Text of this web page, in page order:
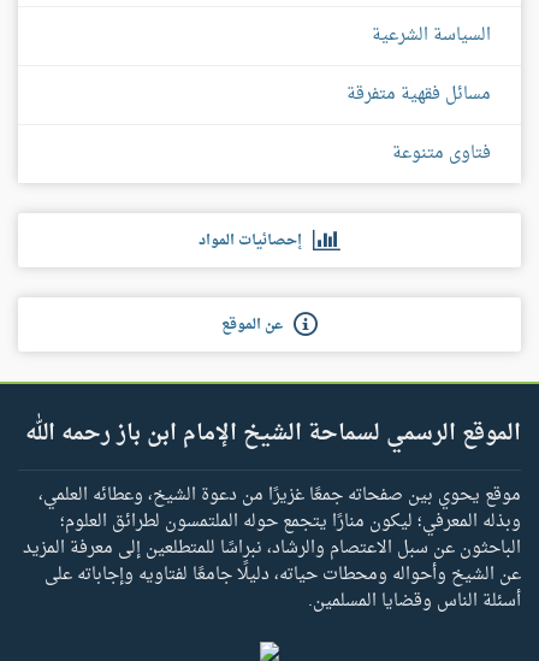
السياسة الشرعية
مسائل فقهية متفرقة
فتاوى متنوعة
إحصائيات المواد
عن الموقع
الموقع الرسمي لسماحة الشيخ الإمام ابن باز رحمه الله
موقع يحوي بين صفحاته جمعًا غزيرًا من دعوة الشيخ، وعطائه العلمي،
وبذله المعرفي؛ ليكون منارًا يتجمع حوله الملتمسون لطرائق العلوم؛
الباحثون عن سبل الاعتصام والرشاد، نبراسًا للمتطلعين إلى معرفة المزيد
عن الشيخ وأحواله ومحطات حياته، دليلًا جامعًا لفتاويه وإجاباته على
أسئلة الناس وقضايا المسلمين.